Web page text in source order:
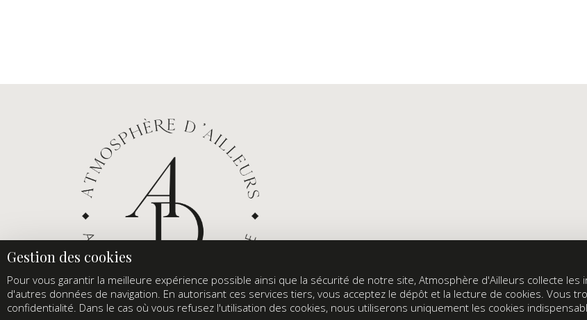
Pour vous garantir la meilleure expérience possible ainsi que la sécurité de notre site, Atmosphère d'Ailleurs collecte
d'autres données de navigation. En autorisant ces services tiers, vous acceptez le dépôt et la lecture de cookies. Vous
confidentialité. Dans le cas où vous refusez l'utilisation des cookies, nous utiliserons uniquement les cookies